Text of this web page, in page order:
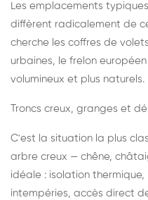
Les emplacements
diffèrent radicalement de
cherche les coffres de
urbaines, le frelon
volumineux et plus naturels.
Troncs creux, granges et
C'est la situation la plus
arbre creux — chêne,
idéale : isolation
intempéries, accès direct